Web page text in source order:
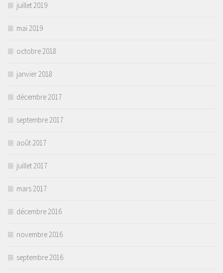
juillet 2019
mai 2019
octobre 2018
janvier 2018
décembre 2017
septembre 2017
août 2017
juillet 2017
mars 2017
décembre 2016
novembre 2016
septembre 2016